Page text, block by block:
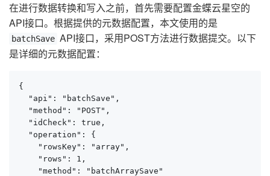
在进行数据转换和写入之前，首先需要配置金蝶云星空的
API接口。根据提供的元数据配置，本文使用的是
batchSave API接口，采用POST方法进行数据提交。以下
是详细的元数据配置：
{
  "api": "batchSave",
  "method": "POST",
  "idCheck": true,
  "operation": {
    "rowsKey": "array",
    "rows": 1,
    "method": "batchArraySave"